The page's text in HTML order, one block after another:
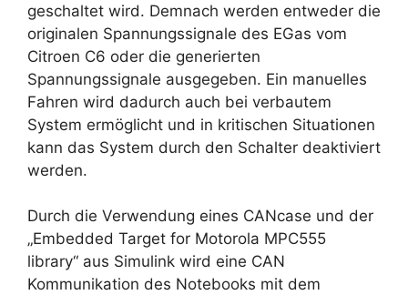
geschaltet wird. Demnach werden entweder die
originalen Spannungssignale des EGas vom
Citroen C6 oder die generierten
Spannungssignale ausgegeben. Ein manuelles
Fahren wird dadurch auch bei verbautem
System ermöglicht und in kritischen Situationen
kann das System durch den Schalter deaktiviert
werden.
Durch die Verwendung eines CANcase und der
„Embedded Target for Motorola MPC555
library“ aus Simulink wird eine CAN
Kommunikation des Notebooks mit dem